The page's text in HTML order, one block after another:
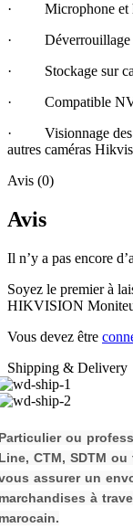
· Microphone et
· Déverrouillage à
· Stockage sur
· Compatible
· Visionnage des
autres caméras
Avis (0)
Avis
Il n’y a pas encore
Soyez le premier à
HIKVISION
Vous devez être
Shipping & Delivery
articulier ou
CTM, SDTM
assurer un
archandises à